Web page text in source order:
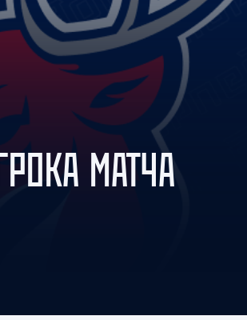
МАТЧА